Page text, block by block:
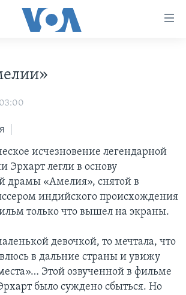
YORK
ПУТЕШЕСТВИЕ
ИСТОРИЯ
ГОРОДКИ
ФЕЙКОВ
исчезновение легендарной
Эрхарт легли в основу
драмы «Амелия», снятой в
индийского происхождения
только что вышел на экраны.
девочкой, то мечтала, что
в дальние страны и увижу
Этой озвученной в фильме
было суждено сбыться. Но